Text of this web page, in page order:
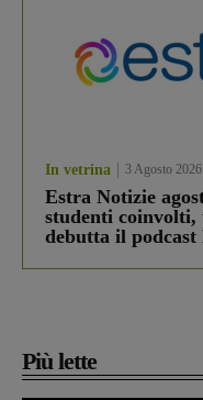
In vetrina 3 Agosto 2026
Estra Notizie
studenti
debutta il
Più lette